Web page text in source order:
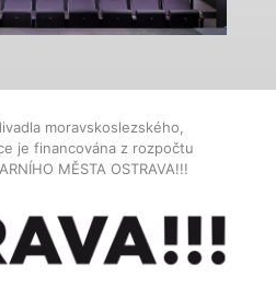
moravskoslezského,
je financována z rozpočtu
MĚSTA OSTRAVA!!!